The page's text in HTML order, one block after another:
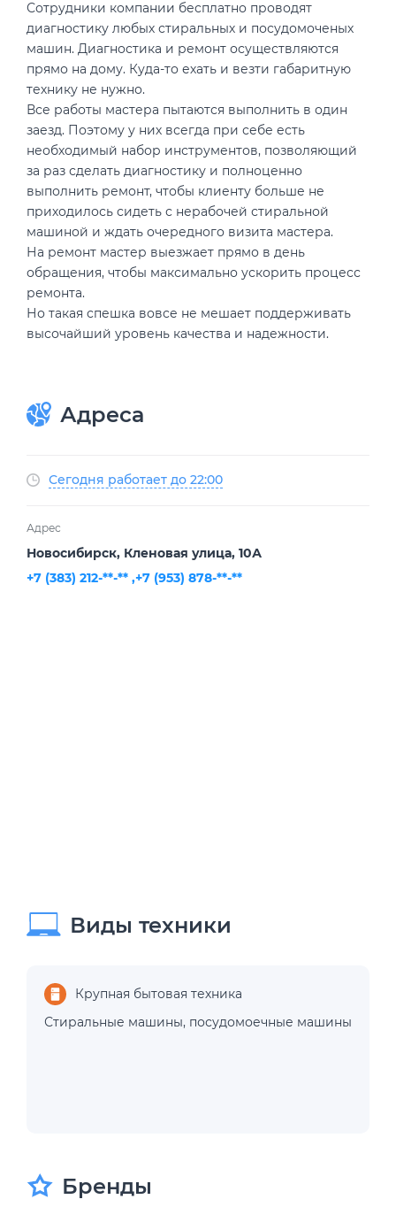
Сотрудники компании бесплатно проводят
диагностику любых стиральных и посудомоченых
машин. Диагностика и ремонт осуществляются
прямо на дому. Куда-то ехать и везти габаритную
технику не нужно.
Все работы мастера пытаются выполнить в один
заезд. Поэтому у них всегда при себе есть
необходимый набор инструментов, позволяющий
за раз сделать диагностику и полноценно
выполнить ремонт, чтобы клиенту больше не
приходилось сидеть с нерабочей стиральной
машиной и ждать очередного визита мастера.
На ремонт мастер выезжает прямо в день
обращения, чтобы максимально ускорить процесс
ремонта.
Но такая спешка вовсе не мешает поддерживать
высочайший уровень качества и надежности.
Адреса
Сегодня работает до 22:00
Адрес
Новосибирск, Кленовая улица, 10А
+7 (383) 212-**-** ,+7 (953) 878-**-**
Виды техники
Крупная бытовая техника
Стиральные машины, посудомоечные машины
Бренды